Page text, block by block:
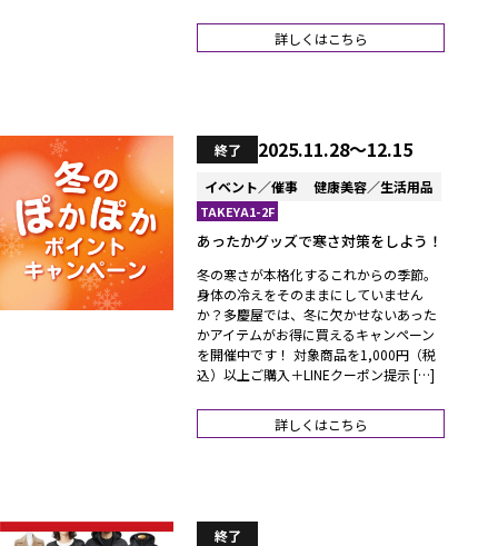
詳しくはこちら
終了 2025.11.28～12.15
イベント／催事 健康美容／生活用品
TAKEYA1-2F
あったかグッズで寒さ対策をしよう！
冬の寒さが本格化するこれからの季節。
身体の冷えをそのままにしていません
か？多慶屋では、冬に欠かせないあった
かアイテムがお得に買えるキャンペーン
を開催中です！ 対象商品を1,000円（税
込）以上ご購入＋LINEクーポン提示 […]
詳しくはこちら
終了